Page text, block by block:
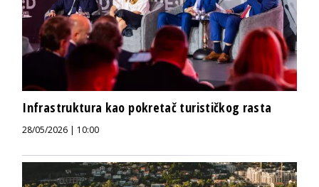
Infrastruktura kao pokretač turističkog rasta
28/05/2026 | 10:00